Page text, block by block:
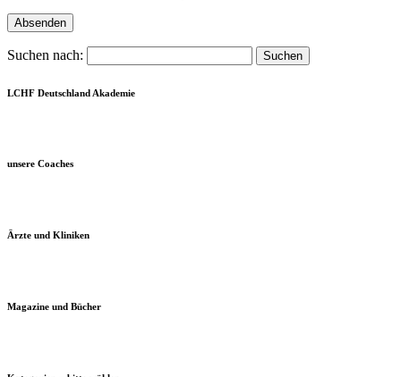
Suchen nach:
LCHF Deutschland Akademie
unsere Coaches
Ärzte und Kliniken
Magazine und Bücher